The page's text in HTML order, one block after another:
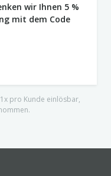
wir Ihnen 5 %
mit dem Code
pro Kunde einlösbar,